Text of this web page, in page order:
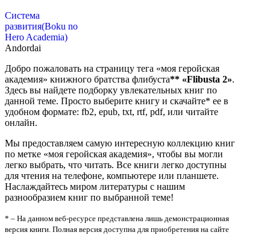
Система
развития(Boku no
Hero Academia)
Andordai
Добро пожаловать на страницу тега «моя геройская
академия» книжного братства флибуста** «Flibusta 2».
Здесь вы найдете подборку увлекательных книг по
данной теме. Просто выберите книгу и скачайте* ее в
удобном формате: fb2, epub, txt, rtf, pdf, или читайте
онлайн.
Мы предоставляем самую интересную коллекцию книг
по метке «моя геройская академия», чтобы вы могли
легко выбрать, что читать. Все книги легко доступны
для чтения на телефоне, компьютере или планшете.
Наслаждайтесь миром литературы с нашим
разнообразием книг по выбранной теме!
* – На данном веб-ресурсе представлена лишь демонстрационная
версия книги. Полная версия доступна для приобретения на сайте